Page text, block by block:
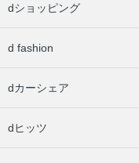
dショッピング
d fashion
dカーシェア
dヒッツ